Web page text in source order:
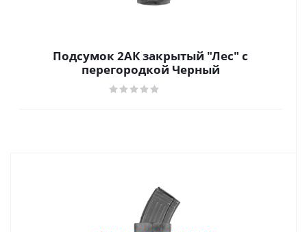
Подсумок 2АК закрытый "Лес" с
перегородкой Черный